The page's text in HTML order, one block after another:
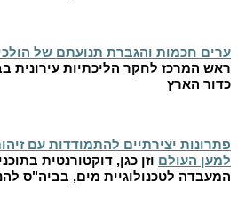
ערים חכמות והגברת תנועתם של
ראש המרכז לחקר הליכתיות עירונית
כדור הארץ
פתרונות יצירתיים להתמודדות עם
למען העולם וזן כגן, דוקטורנטית
המעבדה לטכנולוגיית מים, בביה"ס